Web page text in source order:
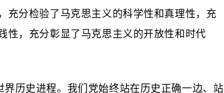
充分检验了马克思主义的科学性和真理性，充
性，充分彰显了马克思主义的开放性和时代
历史进程。 我们党始终站在历史正确一边、站